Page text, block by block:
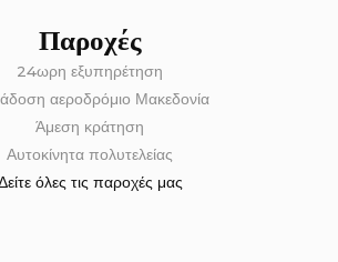
Παροχές
24ωρη εξυπηρέτηση
αεροδρόμιο Μακεδονία
Άμεση κράτηση
Αυτοκίνητα πολυτελείας
όλες τις παροχές μας